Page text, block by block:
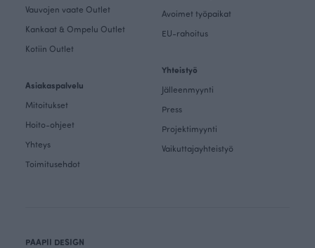
Vauvojen vaate Outlet
Kankaat & Ompelu Outlet
Kotiin Outlet
Asiakaspalvelu
Mitoitukset
Hoito-ohjeet
Yhteys
Toimitusehdot
Avoimet työpaikat
EU-rahoitus
Yhteistyö
Jälleenmyynti
Press
Projektimyynti
Vaikuttajayhteistyö
PAAPII DESIGN